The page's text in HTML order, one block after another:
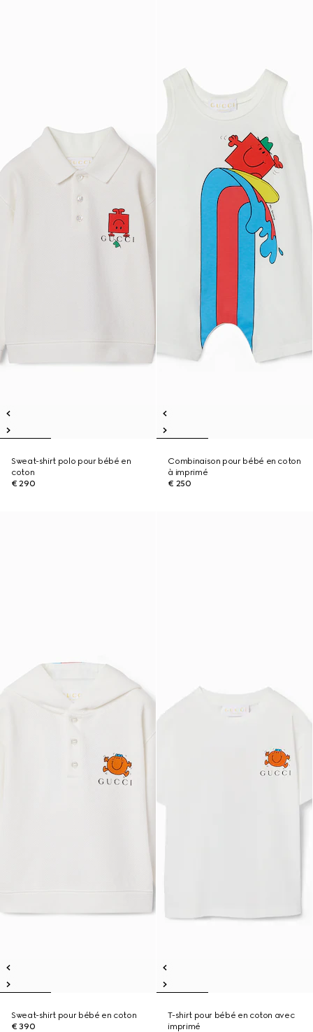
Sweat-shirt polo pour bébé en
coton
€ 290
Combinaison pour bébé en coton
à imprimé
€ 250
Sweat-shirt pour bébé en coton
€ 390
T-shirt pour bébé en coton avec
imprimé